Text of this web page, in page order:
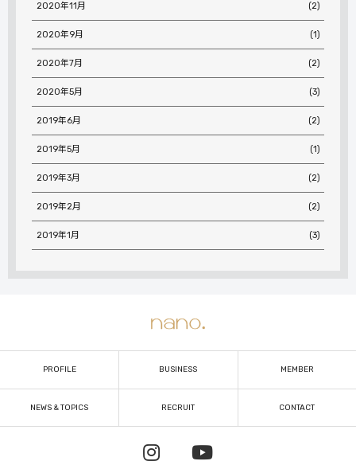
2020年11月 (2)
2020年9月 (1)
2020年7月 (2)
2020年5月 (3)
2019年6月 (2)
2019年5月 (1)
2019年3月 (2)
2019年2月 (2)
2019年1月 (3)
PROFILE BUSINESS MEMBER
NEWS & TOPICS RECRUIT CONTACT